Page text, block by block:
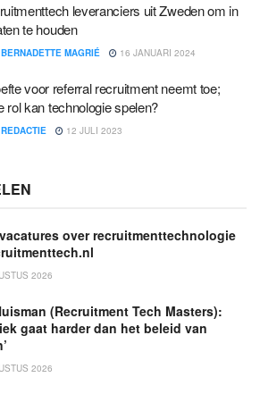
leveranciers uit Zweden om in
te houden
BERNADETTE MAGRIÉ 16 JANUARI 2024
voor referral recruitment neemt toe;
rol kan technologie spelen?
REDACTIE 12 JULI 2023
over recruitmenttechnologie
2026
(Recruitment Tech Masters):
gaat harder dan het beleid van
2026